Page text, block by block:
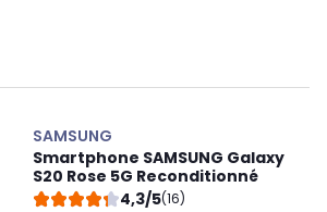
SAMSUNG
Smartphone SAMSUNG Galaxy
S20 Rose 5G Reconditionné
4,3/5(16)